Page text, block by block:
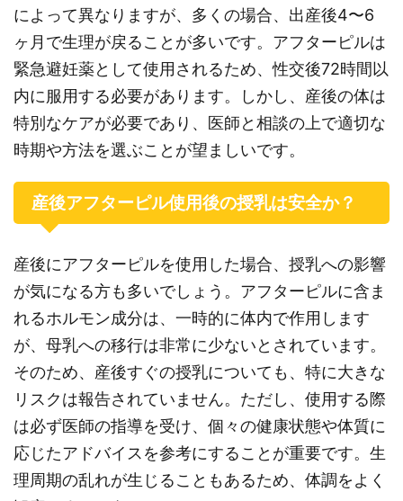
によって異なりますが、多くの場合、出産後4〜6
ヶ月で生理が戻ることが多いです。アフターピルは
緊急避妊薬として使用されるため、性交後72時間以
内に服用する必要があります。しかし、産後の体は
特別なケアが必要であり、医師と相談の上で適切な
時期や方法を選ぶことが望ましいです。
産後アフターピル使用後の授乳は安全か？
産後にアフターピルを使用した場合、授乳への影響
が気になる方も多いでしょう。アフターピルに含ま
れるホルモン成分は、一時的に体内で作用します
が、母乳への移行は非常に少ないとされています。
そのため、産後すぐの授乳についても、特に大きな
リスクは報告されていません。ただし、使用する際
は必ず医師の指導を受け、個々の健康状態や体質に
応じたアドバイスを参考にすることが重要です。生
理周期の乱れが生じることもあるため、体調をよく